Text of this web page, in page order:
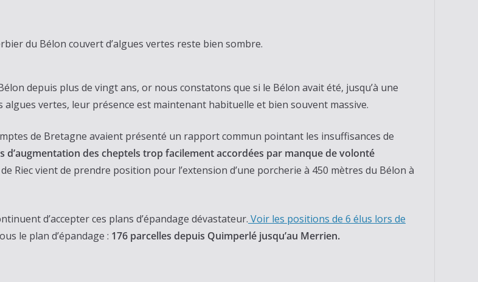
du Bélon couvert d’algues vertes reste bien sombre.
depuis plus de vingt ans, or nous constatons que si le Bélon avait été, jusqu’à une
vertes, leur présence est maintenant habituelle et bien souvent massive.
de Bretagne avaient présenté un rapport commun pointant les insuffisances de
d’augmentation des cheptels trop facilement accordées par manque de volonté
Riec vient de prendre position pour l’extension d’une porcherie à 450 mètres du Bélon à
d’accepter ces plans d’épandage dévastateur. Voir les positions de 6 élus lors de
le plan d’épandage : 176 parcelles depuis Quimperlé jusqu’au Merrien.